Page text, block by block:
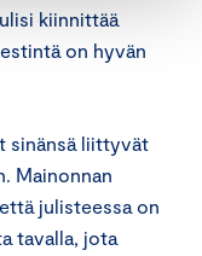
kiinnittää
on hyvän
sinänsä liittyvät
Mainonnan
julisteessa on
tavalla, jota